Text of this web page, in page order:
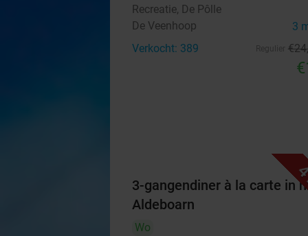
Recreatie, De Pôlle
De Veenhoop 3
Verkocht: 389 €24
3-gangendiner à la carte in
Aldeboarn
Wo